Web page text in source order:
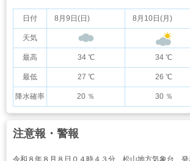
日付
天気
最高
最低
降水確率
8月9日(日) 8月10日(月)
34 ℃ 34 ℃
27 ℃ 26 ℃
20 ％ 30 ％
注意報・警報